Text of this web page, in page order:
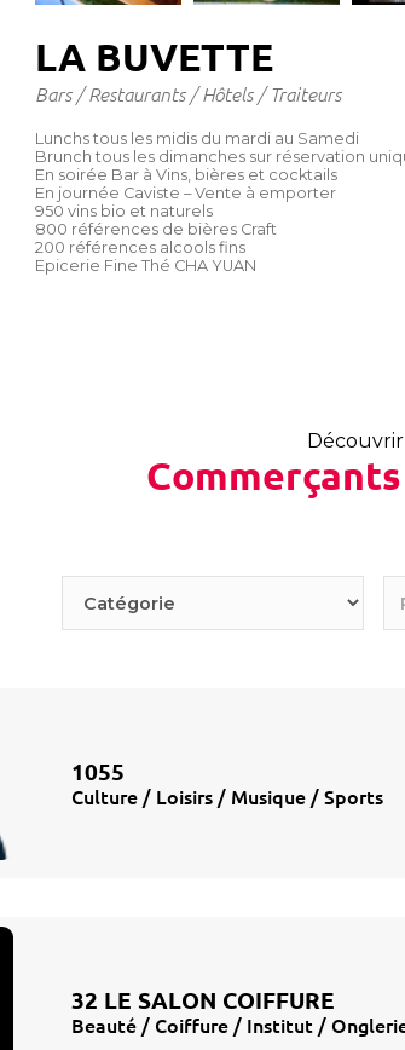
LA BUVETTE
Bars / Restaurants / Hôtels / Traiteurs
Lunchs tous les midis du mardi au Samedi
Brunch tous les dimanches sur réservation
En soirée Bar à Vins, bières et cocktails
En journée Caviste – Vente à emporter
950 vins bio et naturels
800 références de bières Craft
200 références alcools fins
Epicerie Fine Thé CHA YUAN
Découvrir
1055
Culture / Loisirs / Musique / Sports
32 LE SALON COIFFURE
Beauté / Coiffure / Institut /